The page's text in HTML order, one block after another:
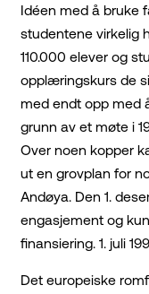
Idéen med å bruke
studentene virkelig
110.000 elever og
opplæringskurs de
med endt opp med
grunn av et møte i
Over noen kopper
ut en grovplan for
Andøya. Den 1.
engasjement og
finansiering. 1. juli
Det europeiske